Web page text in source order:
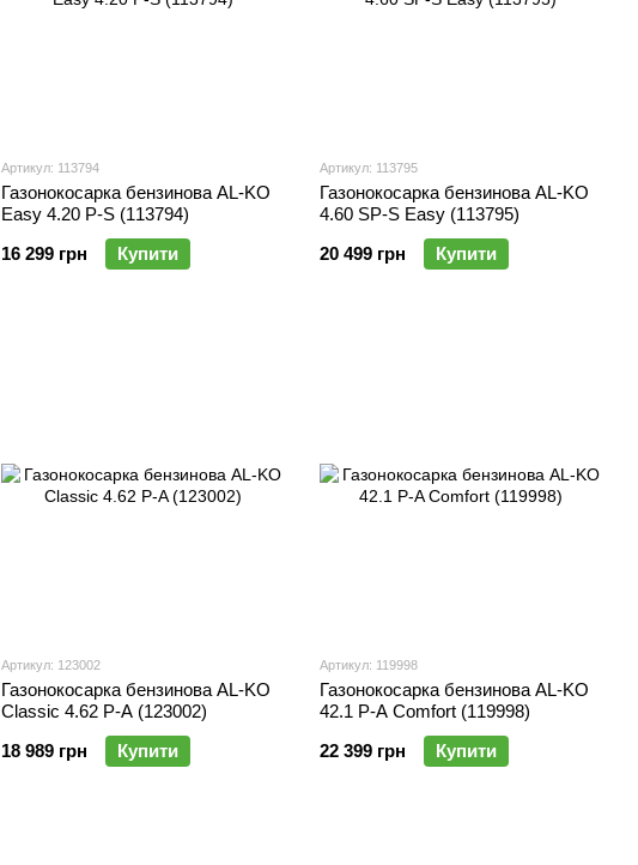
Артикул: 113794
Газонокосарка бензинова AL-KO
Easy 4.20 P-S (113794)
16 299 грн
Купити
Артикул: 113795
Газонокосарка бензинова AL-KO
4.60 SP-S Easy (113795)
20 499 грн
Купити
Артикул: 123002
Газонокосарка бензинова AL-KO
Classic 4.62 P-A (123002)
18 989 грн
Купити
Артикул: 119998
Газонокосарка бензинова AL-KO
42.1 P-A Comfort (119998)
22 399 грн
Купити